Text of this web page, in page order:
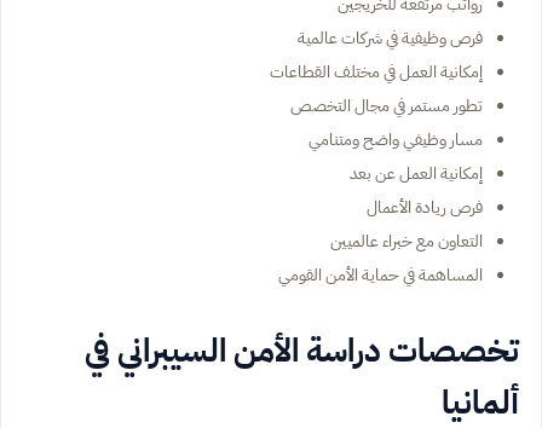
فرص وظيفية في شركات عالمية
إمكانية العمل في مختلف القطاعات
تطور مستمر في مجال التخصص
مسار وظيفي واضح ومتنامي
إمكانية العمل عن بعد
فرص ريادة الأعمال
التعاون مع خبراء عالميين
المساهمة في حماية الأمن القومي
تخصصات دراسة الأمن السيبراني في
ألمانيا